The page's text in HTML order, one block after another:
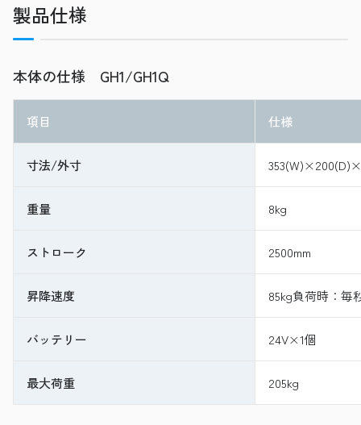
製品仕様
本体の仕様 GH1/GH1Q
項目 仕様
寸法/外寸
重量 8kg
ストローク 2500mm
昇降速度 85kg負荷時：毎
バッテリー 24V×1個
最大荷重 205kg